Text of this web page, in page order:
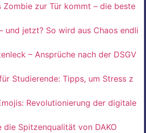
Zombie zur Tür kommt – die beste
und jetzt? So wird aus Chaos endli
– Ansprüche nach der DSGV
Studierende: Tipps, um Stress z
Revolutionierung der digitale
die Spitzenqualität von DAKO